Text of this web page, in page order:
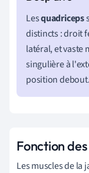
Lesquadriceps
distincts : droit
latéral, et vaste
singulière à
position debout.
Fonction
Les muscles de la